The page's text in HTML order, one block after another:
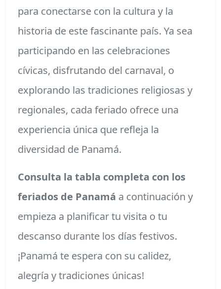
para conectarse con la cultura y la
historia de este fascinante país. Ya sea
participando en las celebraciones
cívicas, disfrutando del carnaval, o
explorando las tradiciones religiosas y
regionales, cada feriado ofrece una
experiencia única que refleja la
diversidad de Panamá.
Consulta la tabla completa con los
feriados de Panamá a continuación y
empieza a planificar tu visita o tu
descanso durante los días festivos.
¡Panamá te espera con su calidez,
alegría y tradiciones únicas!